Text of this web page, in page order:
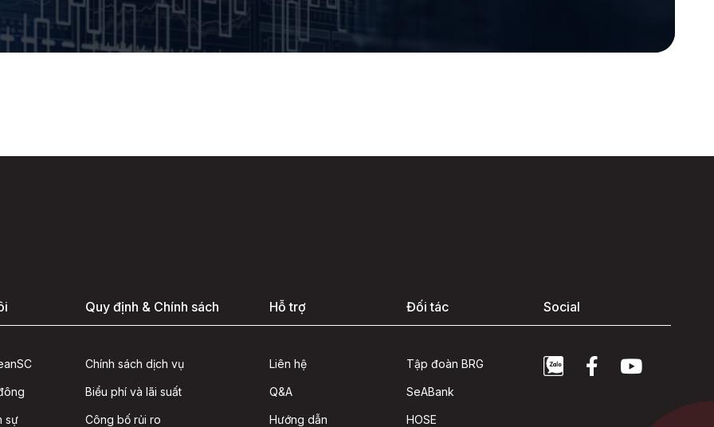
sự
Quy định & Chính sách
Chính sách dịch vụ
Biểu phí và lãi suất
Công bố rủi ro
Hỗ trợ
Liên hệ
Q&A
Hướng dẫn
Đối tác
Tập đoàn BRG
SeABank
HOSE
Social